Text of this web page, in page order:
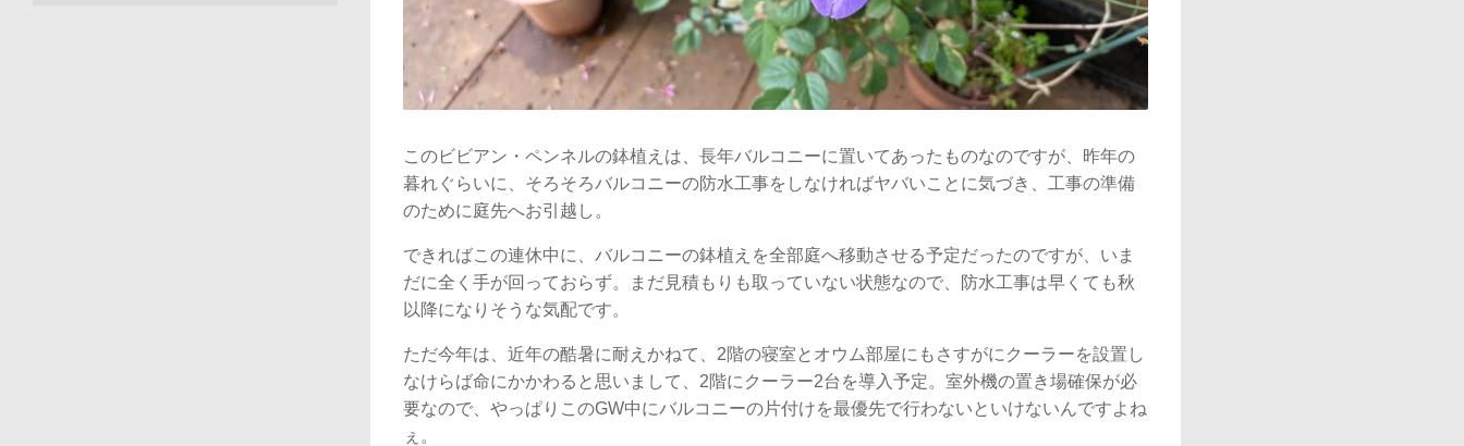
このビビアン・ペンネルの鉢植えは、長年バルコニーに置いてあったものなのですが、昨年の
暮れぐらいに、そろそろバルコニーの防水工事をしなければヤバいことに気づき、工事の準備
のために庭先へお引越し。
できればこの連休中に、バルコニーの鉢植えを全部庭へ移動させる予定だったのですが、いま
だに全く手が回っておらず。まだ見積もりも取っていない状態なので、防水工事は早くても秋
以降になりそうな気配です。
ただ今年は、近年の酷暑に耐えかねて、2階の寝室とオウム部屋にもさすがにクーラーを設置し
なけらば命にかかわると思いまして、2階にクーラー2台を導入予定。室外機の置き場確保が必
要なので、やっぱりこのGW中にバルコニーの片付けを最優先で行わないといけないんですよね
ぇ。